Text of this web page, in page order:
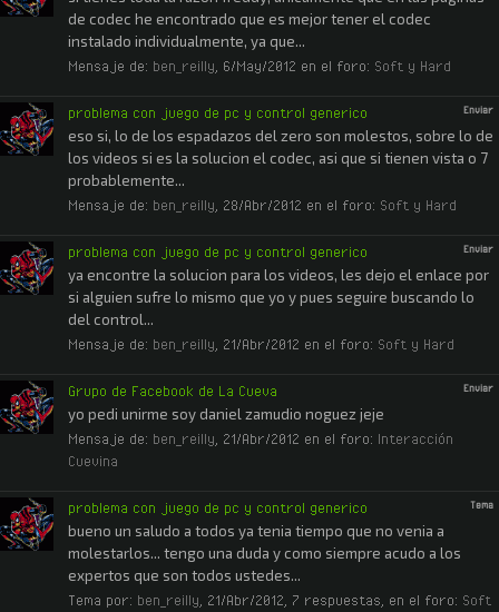
de codec he encontrado que es mejor tener el codec
instalado individualmente, ya que...
Mensaje de: ben_reilly 6/May/2012 en el foro: Soft y Hard
Enviar
problema con juego de pc y control generico
eso si, lo de los espadazos del zero son molestos, sobre lo de
los videos si es la solucion el codec, asi que si tienen vista o 7
probablemente...
Mensaje de: ben_reilly 28/Abr/2012 en el foro: Soft y Hard
Enviar
problema con juego de pc y control generico
ya encontre la solucion para los videos, les dejo el enlace por
si alguien sufre lo mismo que yo y pues seguire buscando lo
del control...
Mensaje de: ben_reilly 21/Abr/2012 en el foro: Soft y Hard
Enviar
Grupo de Facebook de La Cueva
yo pedi unirme soy daniel zamudio noguez jeje
Mensaje de: ben_reilly 21/Abr/2012 en el foro: Interacción
Cuevina
Tema
problema con juego de pc y control generico
bueno un saludo a todos ya tenia tiempo que no venia a
molestarlos... tengo una duda y como siempre acudo a los
expertos que son todos ustedes...
Tema por: ben_reilly 21/Abr/2012 , 7 respuestas, en el foro: Soft